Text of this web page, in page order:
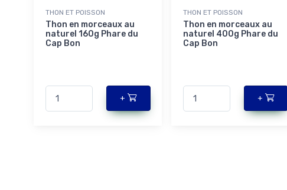
THON ET POISSON
Thon en morceaux au
naturel 160g Phare du
Cap Bon
+
THON ET POISSON
Thon en morceaux au
naturel 400g Phare du
Cap Bon
+